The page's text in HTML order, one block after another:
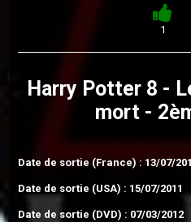
1
Harry Potter 8 -
mort -
Date de sortie (France) : 13/07/
Date de sortie (USA) : 15/07/2011
Date de sortie (DVD) : 07/03/2012